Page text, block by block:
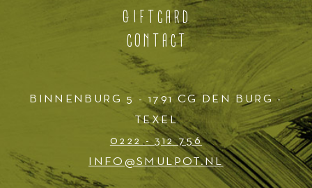
GIFTCARD
CONTACT
BINNENBURG 5 - 1791 CG DEN BURG -
TEXEL
0222 - 312 756
INFO@SMULPOT.NL